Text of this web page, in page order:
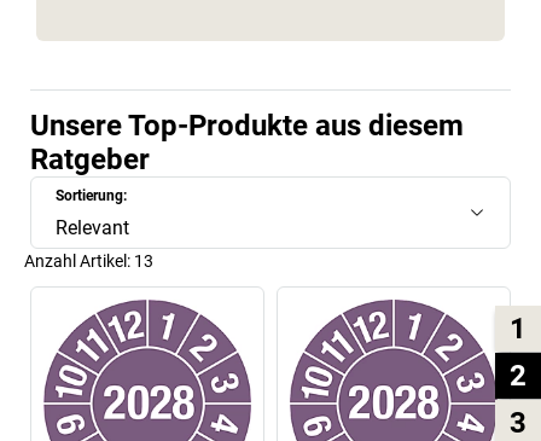
1
2
3
Unsere Top-Produkte aus diesem
Ratgeber
Sortierung:
Relevant
Anzahl Artikel: 13